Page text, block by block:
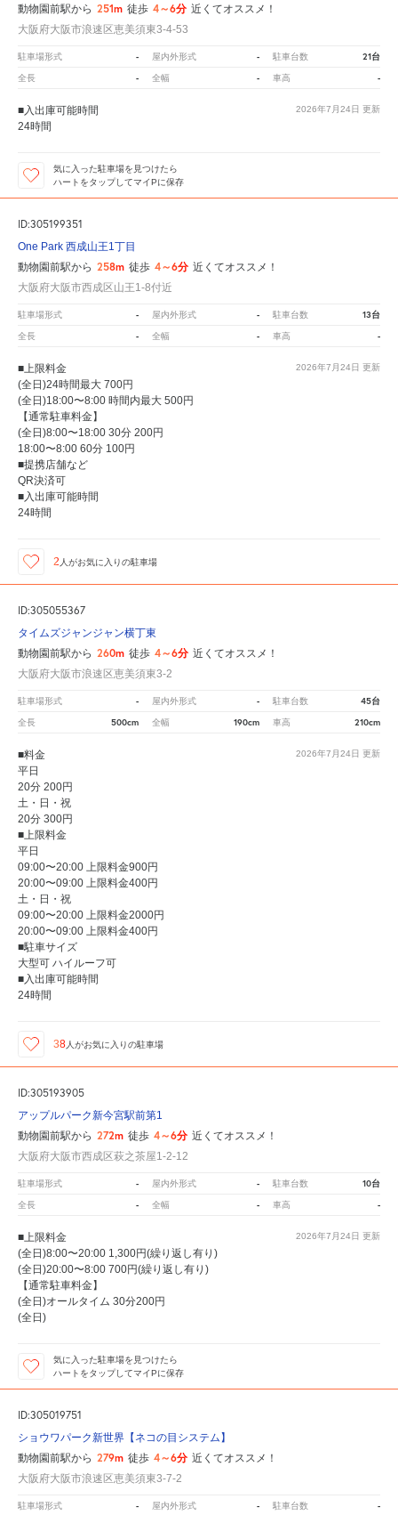
動物園前駅から 251m 徒歩 4～6分 近くてオススメ！
大阪府大阪市浪速区恵美須東3-4-53
駐車場形式 - 屋内外形式 - 駐車台数 21台
全長 - 全幅 - 車高 -
2026年7月24日 更新
■入出庫可能時間
24時間
気に入った駐車場を見つけたら
ハートをタップしてマイPに保存
ID:305199351
One Park 西成山王1丁目
動物園前駅から 258m 徒歩 4～6分 近くてオススメ！
大阪府大阪市西成区山王1-8付近
駐車場形式 - 屋内外形式 - 駐車台数 13台
全長 - 全幅 - 車高 -
2026年7月24日 更新
■上限料金
(全日)24時間最大 700円
(全日)18:00〜8:00 時間内最大 500円
【通常駐車料金】
(全日)8:00〜18:00 30分 200円
18:00〜8:00 60分 100円
■提携店舗など
QR決済可
■入出庫可能時間
24時間
2 人がお気に入りの駐車場
ID:305055367
タイムズジャンジャン横丁東
動物園前駅から 260m 徒歩 4～6分 近くてオススメ！
大阪府大阪市浪速区恵美須東3-2
駐車場形式 - 屋内外形式 - 駐車台数 45台
全長 500cm 全幅 190cm 車高 210cm
2026年7月24日 更新
■料金
平日
20分 200円
土・日・祝
20分 300円
■上限料金
平日
09:00〜20:00 上限料金900円
20:00〜09:00 上限料金400円
土・日・祝
09:00〜20:00 上限料金2000円
20:00〜09:00 上限料金400円
■駐車サイズ
大型可 ハイルーフ可
■入出庫可能時間
24時間
38 人がお気に入りの駐車場
ID:305193905
アップルパーク新今宮駅前第1
動物園前駅から 272m 徒歩 4～6分 近くてオススメ！
大阪府大阪市西成区萩之茶屋1-2-12
駐車場形式 - 屋内外形式 - 駐車台数 10台
全長 - 全幅 - 車高 -
2026年7月24日 更新
■上限料金
(全日)8:00〜20:00 1,300円(繰り返し有り)
(全日)20:00〜8:00 700円(繰り返し有り)
【通常駐車料金】
(全日)オールタイム 30分200円
(全日)
気に入った駐車場を見つけたら
ハートをタップしてマイPに保存
ID:305019751
ショウワパーク新世界【ネコの目システム】
動物園前駅から 279m 徒歩 4～6分 近くてオススメ！
大阪府大阪市浪速区恵美須東3-7-2
駐車場形式 - 屋内外形式 - 駐車台数 -